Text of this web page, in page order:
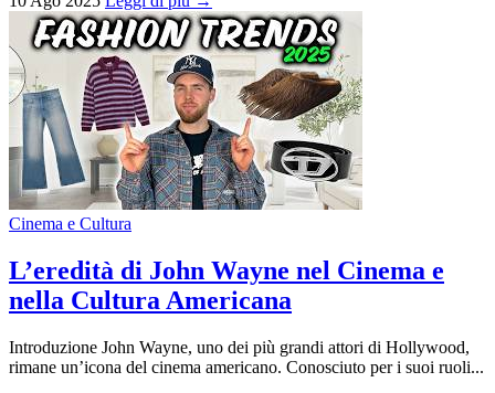
Cinema e Cultura
L’eredità di John Wayne nel Cinema e
nella Cultura Americana
Introduzione John Wayne, uno dei più grandi attori di Hollywood,
rimane un’icona del cinema americano. Conosciuto per i suoi ruoli...